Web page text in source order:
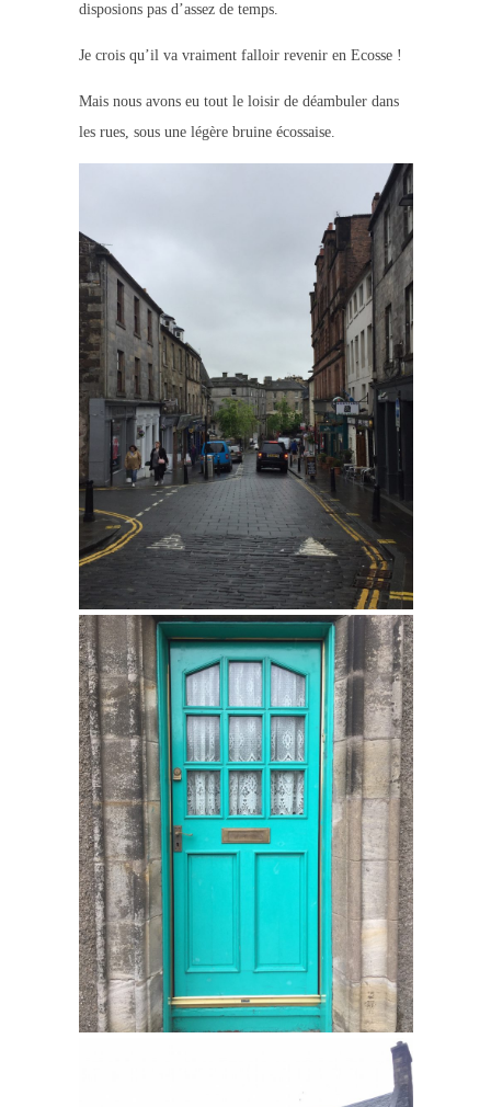
disposions pas d’assez de temps.
Je crois qu’il va vraiment falloir revenir en Ecosse !
Mais nous avons eu tout le loisir de déambuler dans
les rues, sous une légère bruine écossaise.